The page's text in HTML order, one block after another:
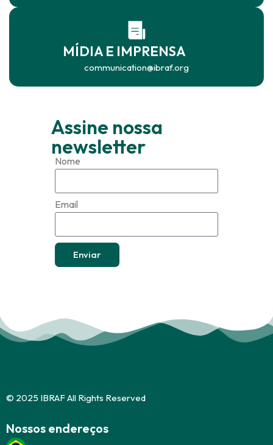
MÍDIA E IMPRENSA
communication@ibraf.org
Assine nossa
newsletter
Nome
Email
Enviar
© 2025 IBRAF All Rights Reserved
Nossos endereços